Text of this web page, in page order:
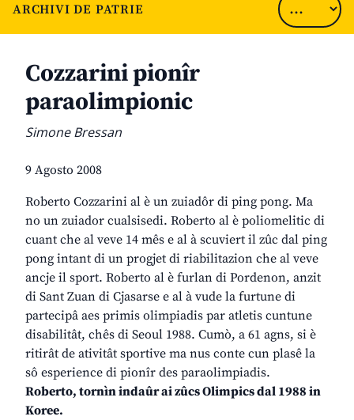
ARCHIVI DE PATRIE
Cozzarini pionîr
paraolimpionic
Simone Bressan
9 Agosto 2008
Roberto Cozzarini al è un zuiadôr di ping pong. Ma
no un zuiador cualsisedi. Roberto al è poliomelitic di
cuant che al veve 14 mês e al à scuviert il zûc dal ping
pong intant di un progjet di riabilitazion che al veve
ancje il sport. Roberto al è furlan di Pordenon, anzit
di Sant Zuan di Cjasarse e al à vude la furtune di
partecipâ aes primis olimpiadis par atletis cuntune
disabilitât, chês di Seoul 1988. Cumò, a 61 agns, si è
ritirât de ativitât sportive ma nus conte cun plasê la
sô esperience di pionîr des paraolimpiadis.
Roberto, tornìn indaûr ai zûcs Olimpics dal 1988 in
Koree.